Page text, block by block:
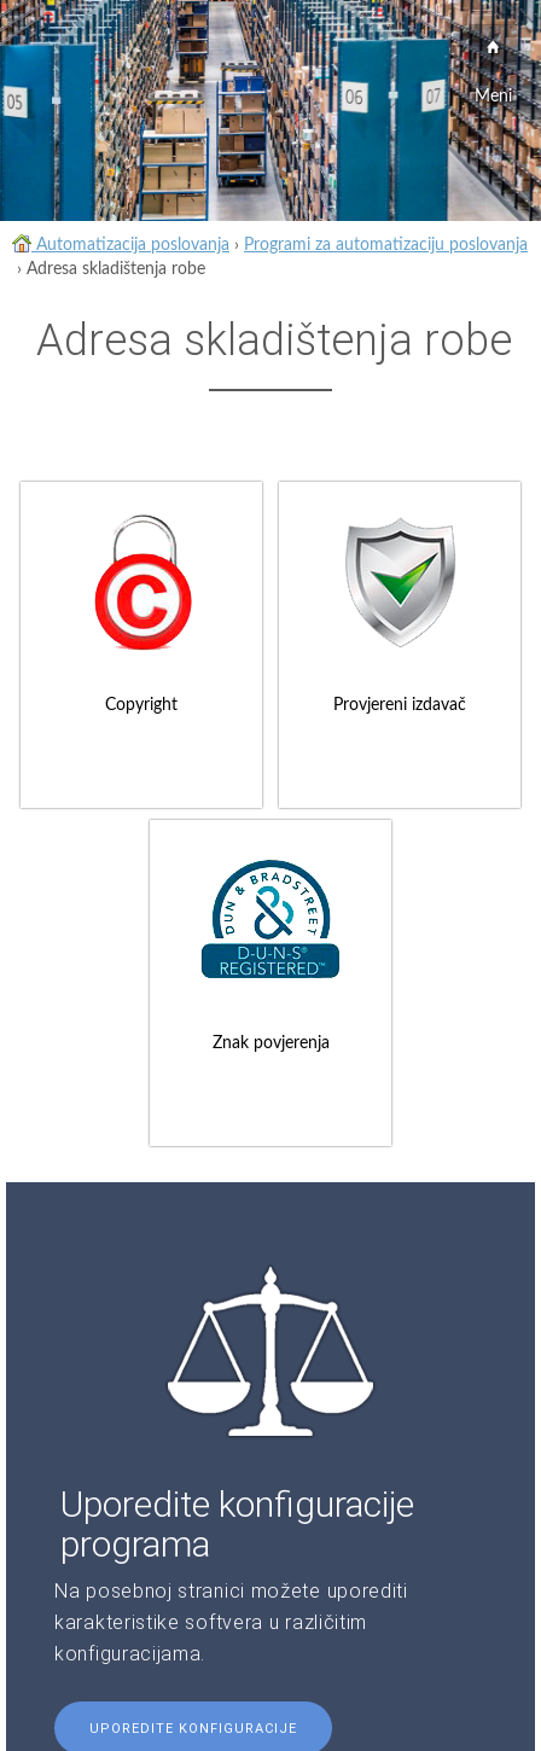
Meni
Automatizacija poslovanja › Programi za automatizaciju poslovanja
› Adresa skladištenja robe
Adresa skladištenja robe
Copyright Provjereni izdavač
Znak povjerenja
Uporedite konfiguracije
programa
Na posebnoj stranici možete uporediti
karakteristike softvera u različitim
konfiguracijama.
UPOREDITE KONFIGURACIJE